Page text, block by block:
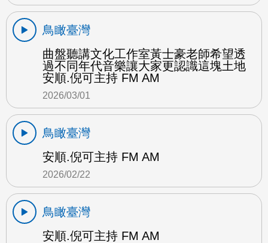
鳥瞰臺灣
曲盤聽講文化工作室黃士豪老師希望透
過不同年代音樂讓大家更認識這塊土地
安順.倪可主持 FM AM
2026/03/01
鳥瞰臺灣
安順.倪可主持 FM AM
2026/02/22
鳥瞰臺灣
安順.倪可主持 FM AM